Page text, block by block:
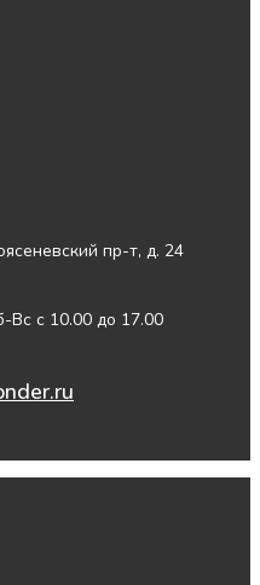
пр-т, д. 24
Вс с 10.00 до 17.00